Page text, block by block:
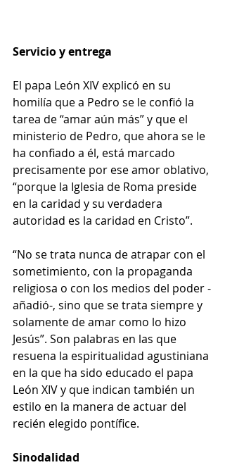
Servicio y entrega
El papa León XIV explicó en su
homilía que a Pedro se le confió la
tarea de “amar aún más” y que el
ministerio de Pedro, que ahora se le
ha confiado a él, está marcado
precisamente por ese amor oblativo,
“porque la Iglesia de Roma preside
en la caridad y su verdadera
autoridad es la caridad en Cristo”.
“No se trata nunca de atrapar con el
sometimiento, con la propaganda
religiosa o con los medios del poder -
añadió-, sino que se trata siempre y
solamente de amar como lo hizo
Jesús”. Son palabras en las que
resuena la espiritualidad agustiniana
en la que ha sido educado el papa
León XIV y que indican también un
estilo en la manera de actuar del
recién elegido pontífice.
Sinodalidad